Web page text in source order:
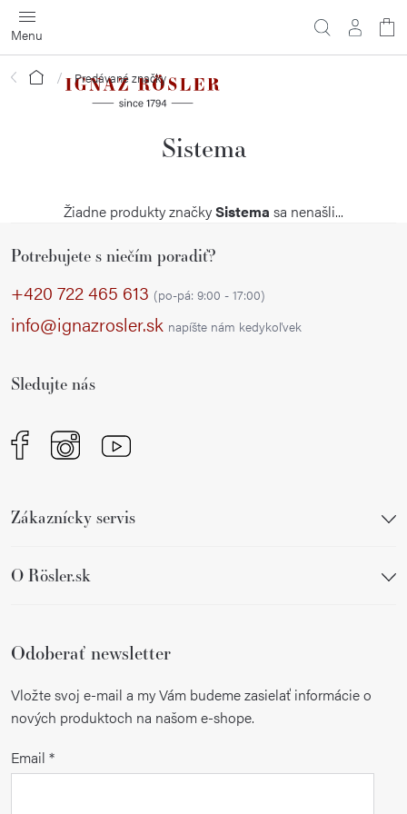
Prejsť
na
obsah
Domov Predávané značky
Sistema
Žiadne produkty značkySistema sa nenašli...
Potrebujete s niečím poradiť?
+420 722 465 613 (po-pá: 9:00 - 17:00)
info@ignazrosler.sk napíšte nám kedykoľvek
Sledujte nás
Zákaznícky servis
O Rösler.sk
Odoberať newsletter
Vložte svoj e-mail a my Vám budeme zasielať informácie o
nových produktoch na našom e-shope.
Email